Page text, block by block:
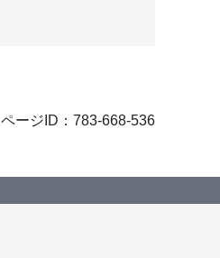
ページID：783-668-536